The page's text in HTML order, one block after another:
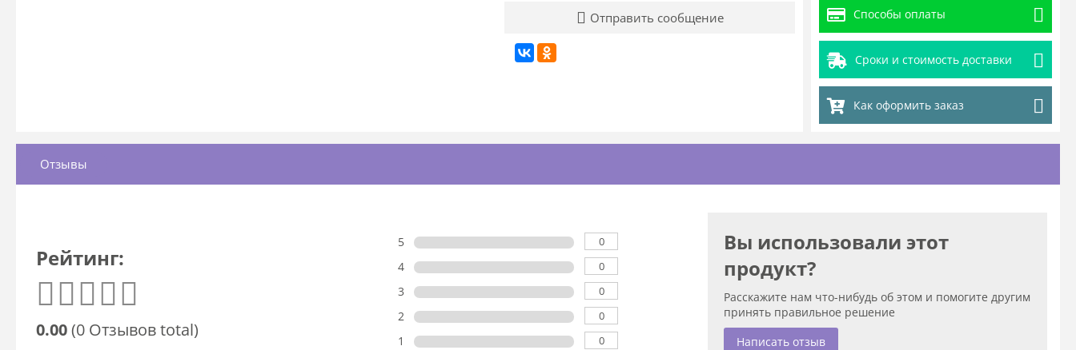
Отправить сообщение Способы оплаты
Сроки и стоимость доставки
Как оформить заказ
Отзывы
Рейтинг:
0.00(0 Отзывов total)
5 0
4 0
3 0
2 0
1 0
Вы использовали этот
продукт?
Расскажите нам что-нибудь об этом и помогите другим
принять правильное решение
Написать отзыв